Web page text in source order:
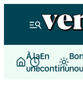
À la
une
En
continu